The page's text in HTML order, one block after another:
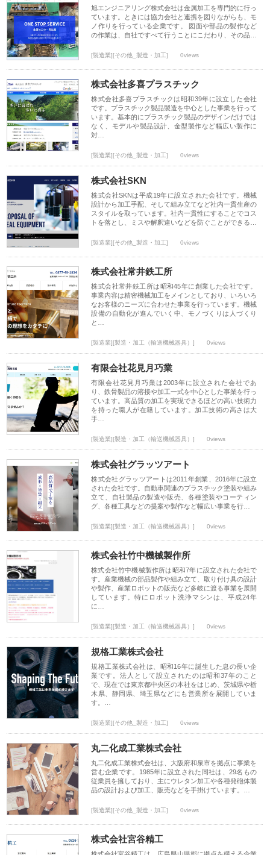
旭エンジニアリング株式会社は金属加工を専門的に行っ
ています。ときには協力会社と連携を図りながらも、モ
ノ作りを行っている企業です。 図面や部品の製作など
の作業は、自社ですべて行うことにこだわり、その品…
[製造業][その他_製造・加工] 0views
株式会社多喜プラスチック
株式会社多喜プラスチックは昭和39年に設立した会社
です。プラスチック製品製造を中心とした事業を行って
います。基本的にプラスチック製品のデザインだけでは
なく、モデルや製品設計、金型製作など幅広い製作に
対…
[製造業][その他_製造・加工] 0views
株式会社SKN
株式会社SKNは平成19年に設立された会社です。機械
設計から加工手配、そして組み立てなど社内一貫生産の
スタイルを取っています。社内一貫性にすることでコス
トを落とし、ミスや解釈違いなどを防ぐことができる…
[製造業][その他_製造・加工] 0views
株式会社常井鉄工所
株式会社常井鉄工所は昭和45年に創業した会社です。
事業内容は精密機械加工をメインとしており、いろいろ
なお客様のニーズに合わせた事業を行っています。機械
設備の自動化が進んでいく中、モノづくりは人づくり
と…
[製造業][製造・加工（輸送機械器具）] 0views
有限会社花見月巧業
有限会社花見月巧業は2003年に設立された会社であ
り、鉄骨製品の溶接や加工一式を中心とした事業を行っ
ています。高品質の加工を実現できるほどの高い技術力
を持った職人が在籍しています。加工技術の高さは大
手…
[製造業][製造・加工（輸送機械器具）] 0views
株式会社グラッツアート
株式会社グラッツアートは2011年創業、2016年に設立
された会社です。自動車関連のプラスチック塗装や組み
立て、自社製品の製造や販売、各種塗装やコーティン
グ、各種工具などの提案や製作など幅広い事業を行…
[製造業][製造・加工（輸送機械器具）] 0views
株式会社竹中機械製作所
株式会社竹中機械製作所は昭和7年に設立された会社で
す。産業機械の部品製作や組み立て、取り付け具の設計
や製作、産業ロボットの販売など多岐に渡る事業を展開
しています。特にロボット洗浄マシンは、平成24年
に…
[製造業][製造・加工（輸送機械器具）] 0views
規格工業株式会社
規格工業株式会社は、昭和16年に誕生した息の長い企
業です。法人として設立されたのは昭和37年のこと
で、現在では東京都中央区の本社をはじめ、茨城県や栃
木県、静岡県、埼玉県などにも営業所を展開していま
す。…
[製造業][その他_製造・加工] 0views
丸二化成工業株式会社
丸二化成工業株式会社は、大阪府和泉市を拠点に事業を
営む企業です。1985年に設立された同社は、29名もの
従業員を擁しており、主にウレタン加工や各種発砲体製
品の設計および加工、販売などを手掛けています。…
[製造業][その他_製造・加工] 0views
株式会社宮谷精工